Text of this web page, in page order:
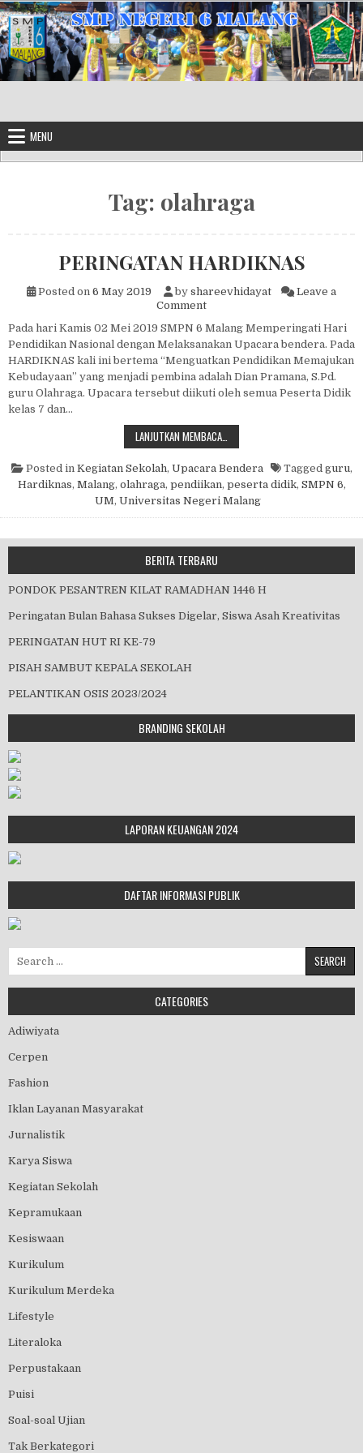
Skip to content
MENU
Tag: olahraga
PERINGATAN HARDIKNAS
Posted on 6 May 2019 by shareevhidayat
Leave a
Commenton PERINGATAN HARDIKNAS
Pada hari Kamis 02 Mei 2019 SMPN 6 Malang Memperingati Hari
Pendidikan Nasional dengan Melaksanakan Upacara bendera. Pada
HARDIKNAS kali ini bertema “Menguatkan Pendidikan Memajukan
Kebudayaan” yang menjadi pembina adalah Dian Pramana, S.Pd.
guru Olahraga. Upacara tersebut diikuti oleh semua Peserta Didik
kelas 7 dan…
LANJUTKAN MEMBACA…
Posted in Kegiatan Sekolah, Upacara Bendera Tagged guru,
Hardiknas, Malang, olahraga, pendiikan, peserta didik, SMPN 6,
UM, Universitas Negeri Malang
BERITA TERBARU
PONDOK PESANTREN KILAT RAMADHAN 1446 H
Peringatan Bulan Bahasa Sukses Digelar, Siswa Asah Kreativitas
PERINGATAN HUT RI KE-79
PISAH SAMBUT KEPALA SEKOLAH
PELANTIKAN OSIS 2023/2024
BRANDING SEKOLAH
LAPORAN KEUANGAN 2024
DAFTAR INFORMASI PUBLIK
CATEGORIES
Adiwiyata
Cerpen
Fashion
Iklan Layanan Masyarakat
Jurnalistik
Karya Siswa
Kegiatan Sekolah
Kepramukaan
Kesiswaan
Kurikulum
Kurikulum Merdeka
Lifestyle
Literaloka
Perpustakaan
Puisi
Soal-soal Ujian
Tak Berkategori